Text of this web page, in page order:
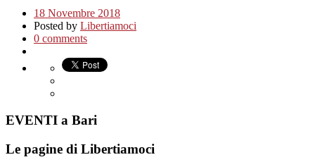
18 Novembre 2018
Posted by Libertiamoci
0 comments
EVENTI a Bari
Le pagine di Libertiamoci